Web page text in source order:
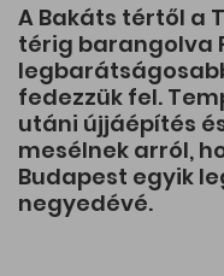
A Bakáts tértől a
térig barangolva
fedezzük fel.
utáni újjáépítés
mesélnek arról,
Budapest egyik
negyedévé.